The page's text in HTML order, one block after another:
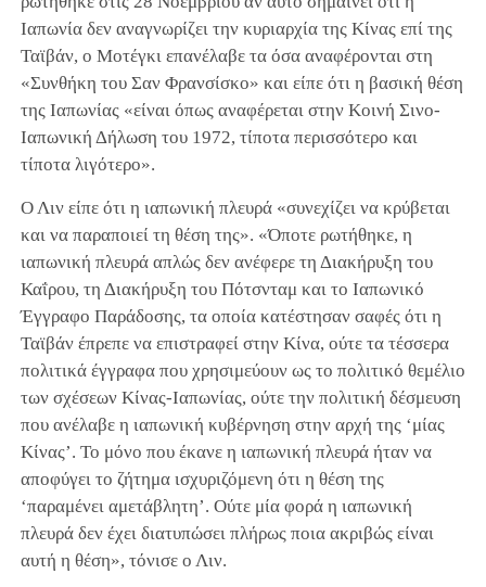
Ιαπωνία δεν αναγνωρίζει την κυριαρχία της Κίνας επί της
Ταϊβάν, ο Μοτέγκι επανέλαβε τα όσα αναφέρονται στη
«Συνθήκη του Σαν Φρανσίσκο» και είπε ότι η βασική θέση
της Ιαπωνίας «είναι όπως αναφέρεται στην Κοινή Σινο-
Ιαπωνική Δήλωση του 1972, τίποτα περισσότερο και
τίποτα λιγότερο».
Ο Λιν είπε ότι η ιαπωνική πλευρά «συνεχίζει να κρύβεται
και να παραποιεί τη θέση της». «Όποτε ρωτήθηκε, η
ιαπωνική πλευρά απλώς δεν ανέφερε τη Διακήρυξη του
Καΐρου, τη Διακήρυξη του Πότσνταμ και το Ιαπωνικό
Έγγραφο Παράδοσης, τα οποία κατέστησαν σαφές ότι η
Ταϊβάν έπρεπε να επιστραφεί στην Κίνα, ούτε τα τέσσερα
πολιτικά έγγραφα που χρησιμεύουν ως το πολιτικό θεμέλιο
των σχέσεων Κίνας-Ιαπωνίας, ούτε την πολιτική δέσμευση
που ανέλαβε η ιαπωνική κυβέρνηση στην αρχή της ‘μίας
Κίνας’. Το μόνο που έκανε η ιαπωνική πλευρά ήταν να
αποφύγει το ζήτημα ισχυριζόμενη ότι η θέση της
‘παραμένει αμετάβλητη’. Ούτε μία φορά η ιαπωνική
πλευρά δεν έχει διατυπώσει πλήρως ποια ακριβώς είναι
αυτή η θέση», τόνισε ο Λιν.